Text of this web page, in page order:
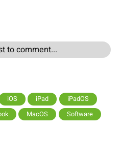
to comment...
iOS iPad
iPadOS
MacOS
Software